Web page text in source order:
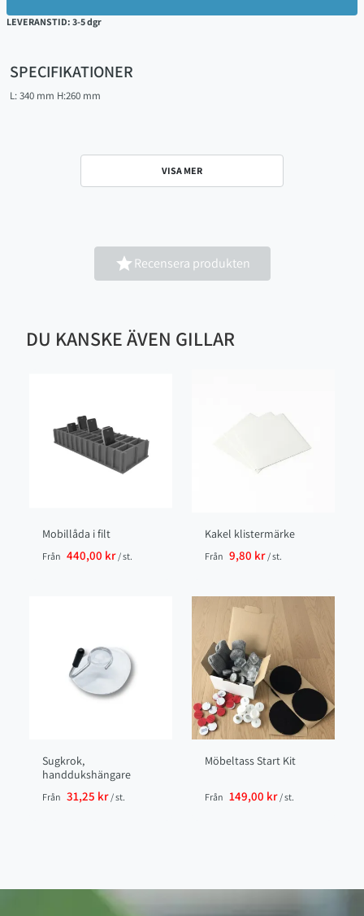
LEVERANSTID: 3-5 dgr
SPECIFIKATIONER
L: 340 mm H:260 mm
VISA MER
Recensera produkten
DU KANSKE ÄVEN GILLAR
Mobillåda i filt
Från 440,00 kr / st.
Kakel klistermärke
Från 9,80 kr / st.
Sugkrok,
handdukshängare
Från 31,25 kr / st.
Möbeltass Start Kit
Från 149,00 kr / st.